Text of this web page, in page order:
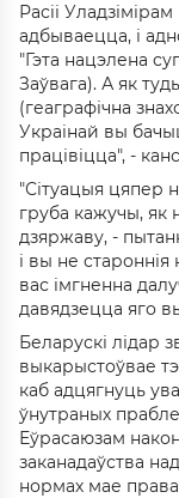
Расіі
адбываецца, і
"Гэта нацэлена
Заўвага). А як
(геаграфічна
Украінай вы
працівіцца", -
"Сітуацыя цяпер
груба кажучы, як
дзяржаву, -
і вы не
вас імгненна
давядзецца яго
Беларускі лідар
выкарыстоўвае
каб адцягнуць
ўнутраных
Еўрасаюзам
заканадаўства
нормах мае